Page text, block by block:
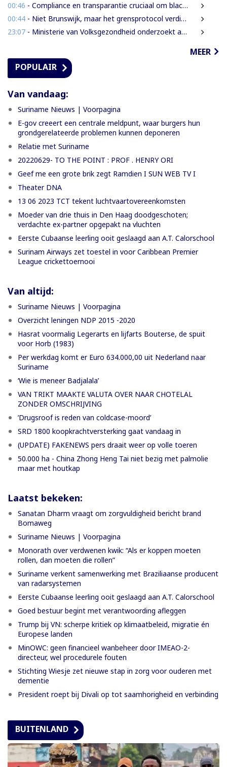
00:46 - Compliance en transparantie cruciaal om blacklisting te voorkomen.
00:44 - Niet Brunswijk, maar het grensprotocol verdient het debat
23:07 - Ministerie van Volksgezondheid onderzoekt aanbieders van onbewezen middelen tegen nierfalen
MEER
POPULAIR
Van vandaag:
Suriname Nieuws | Voorpagina
E-gov creeert een centrale meldpunt, waar burgers hun
grondgerelateerde problemen kunnen deponeren
Relatie met Suriname
20220629- TO THE POINT : PROF . HENRY ORI
Geef me een grote brik zegt Ramdien I SUN WEB TV I
Theater DNA
13 06 2023 TCT tekent luchtvaartovereenkomsten
Moeder van drie thuis in Den Haag doodgeschoten;
verdachte ex-partner opgepakt na vluchten
Eerste Cubaanse leerling ooit geslaagd aan A.T. Calorschool
Surinam Airways zet toestel in voor Caribbean Premier
League crickettoernooi
Van altijd:
Suriname Nieuws | Voorpagina
Overzicht leningen NDP 2015 -2020
Hasrat voormalig Legerarts en lijfarts Bouterse, de spuit
voor Horb (1983)
Per werkdag komt er Euro 634.000,00 uit Nederland naar
Suriname
‘Wie is meneer Badjalala’
VAN TRIKT MAAKTE VALUTA OVER NAAR CHOTELAL
ZONDER OMSCHRIJVING
’Drugsroof is reden van coldcase-moord’
SRD 1800 koopkrachtversterking gaat vandaag in
(UPDATE) FAKENEWS pers draait weer op volle toeren
50.000 ha - China Zhong Heng Tai niet bezig met palmolie
maar met houtkap
Laatst bekeken:
Sanatan Dharm vraagt om zorgvuldigheid bericht brand
Bomaweg
Suriname Nieuws | Voorpagina
Monorath over verdwenen kwik: “Als er koppen moeten
rollen, dan moeten die rollen”
Suriname verkent samenwerking met Braziliaanse producent
van radarsystemen
Eerste Cubaanse leerling ooit geslaagd aan A.T. Calorschool
Goed bestuur begint met verantwoording afleggen
Trump bij VN: scherpe kritiek op klimaatbeleid, migratie én
Europese landen
MinOWC: geen financieel wanbeheer door IMEAO-2-
directeur, wel procedurele fouten
Stichting Wiesje zet nieuwe stap in zorg voor ouderen met
dementie
President roept bij Divali op tot saamhorigheid en verbinding
BUITENLAND